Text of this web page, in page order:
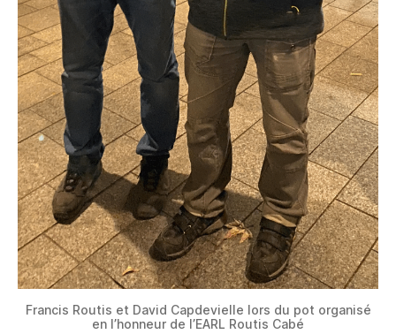
Francis Routis et David Capdevielle lors du pot organisé
en l’honneur de l’EARL Routis Cabé